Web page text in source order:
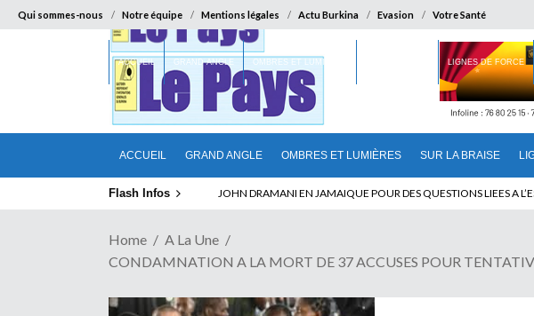
Qui sommes-nous Notre équipe Mentions légales Actu Burkina Evasion Votre Santé
ACCUEIL GRAND ANGLE OMBRES ET LUMIÈRES SUR LA BRAISE
ACCUEIL GRAND ANGLE OMBRES ET LUMIÈRES LIGNES DE FORCE
Flash Infos ELECTION DE TALON A LA TETE DU SENAT BENINOIS : Quand
Home
A La Une
CONDAMNATION A LA MORT DE 37 ACCUSES POUR